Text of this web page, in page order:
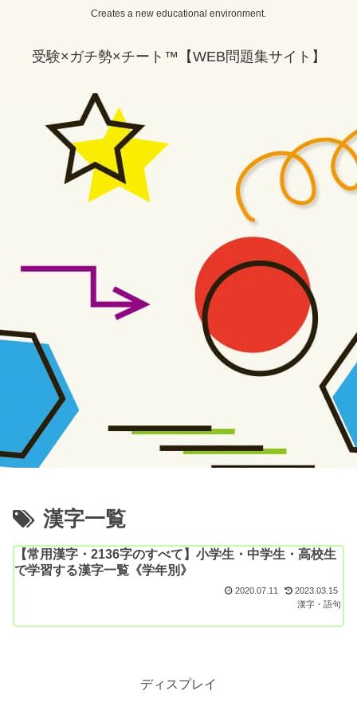
Creates a new educational environment.
受験×ガチ勢×チート™【WEB問題集サイト】
漢字一覧
【常用漢字・2136字のすべて】小学生・中学生・高校生
で学習する漢字一覧《学年別》
2020.07.11
2023.03.15
漢字・語句
ディスプレイ